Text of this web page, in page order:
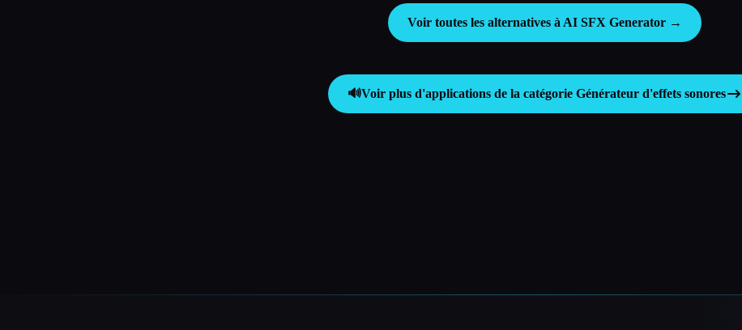
Voir toutes les alternatives à AI SFX Generator →
🔊Voir plus d'applications de la catégorie Générateur d'effets sonores